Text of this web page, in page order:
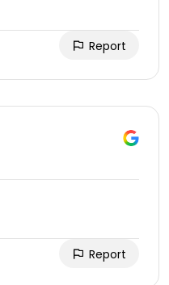
Report
Report